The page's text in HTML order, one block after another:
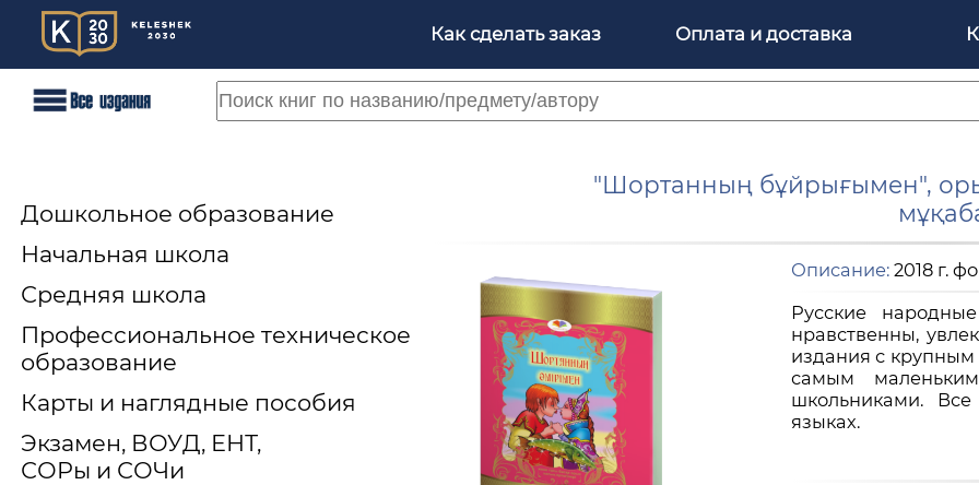
Как сделать заказ Оплата и доставка
Дошкольное образование
Начальная школа
Средняя школа
Профессиональное техническое
образование
Карты и наглядные пособия
Экзамен, ВОУД, ЕНТ,
СОРы и СОЧи
"Шортанның бұйрығымен",
Описание: 2018 г.
Русские
нравственны,
издания с
самым
школьниками.
языках.